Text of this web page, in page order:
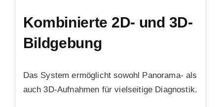
Kombinierte 2D- und 3D-
Bildgebung
Das System ermöglicht sowohl Panorama- als
auch 3D-Aufnahmen für vielseitige Diagnostik.